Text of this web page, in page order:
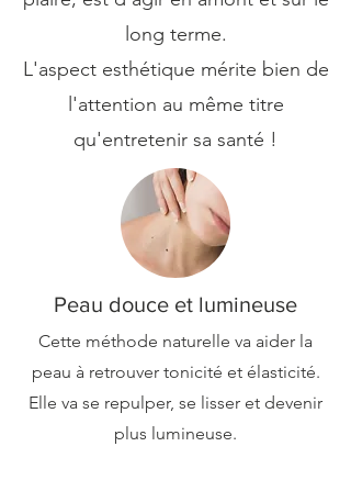
long terme.
L'aspect esthétique mérite bien de
l'attention au même titre
qu'entretenir sa santé !
Peau douce et lumineuse
Cette méthode naturelle va aider la
peau à retrouver tonicité et élasticité.
Elle va se repulper, se lisser et devenir
plus lumineuse.